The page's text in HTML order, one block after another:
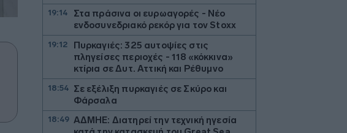
19:14
Στα πράσινα οι ευρωαγορές - Νέο
ενδοσυνεδριακό ρεκόρ για τον Stoxx
19:12
Πυρκαγιές: 325 αυτοψίες στις
πληγείσες περιοχές - 118 «κόκκινα»
κτίρια σε Δυτ. Αττική και Ρέθυμνο
18:54
Σε εξέλιξη πυρκαγιές σε Σκύρο και
Φάρσαλα
18:49 ΑΔΜΗΕ: Διατηρεί την τεχνική ηγεσία